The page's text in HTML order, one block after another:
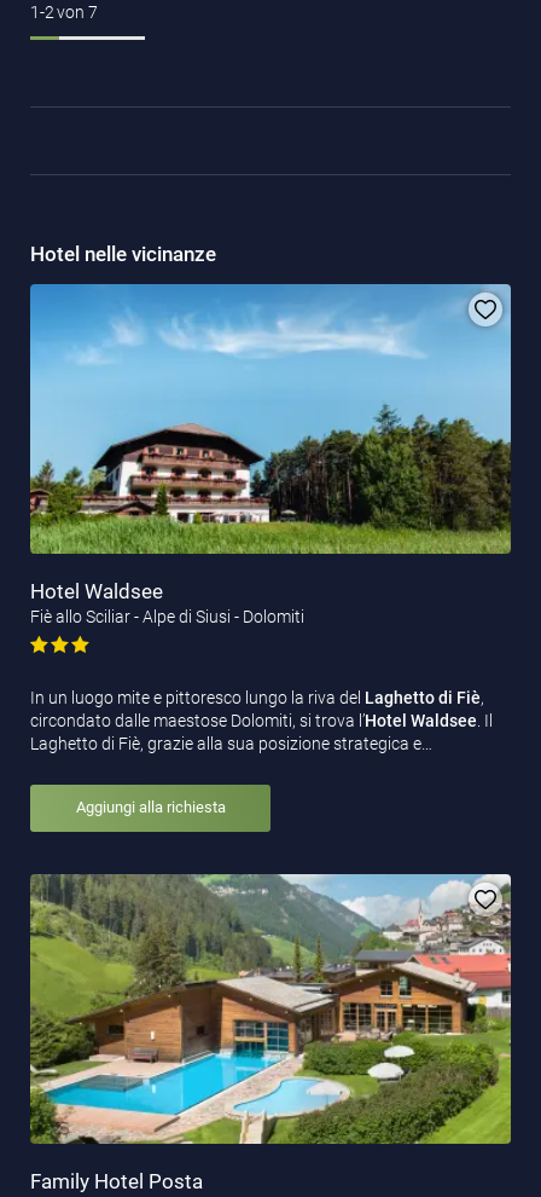
1-2von 7
Hotel nelle vicinanze
Hotel Waldsee
Fiè allo Sciliar - Alpe di Siusi - Dolomiti
In un luogo mite e pittoresco lungo la riva del Laghetto di Fiè,
circondato dalle maestose Dolomiti, si trova l’Hotel Waldsee . Il
Laghetto di Fiè, grazie alla sua posizione strategica e…
Aggiungi alla richiesta
Family Hotel Posta